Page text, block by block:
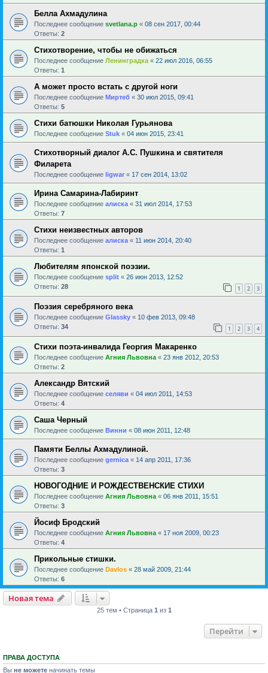
Белла Ахмадулина
Последнее сообщение svetlana.p « 08 сен 2017, 00:44
Ответы: 2
Стихотворение, чтобы не обижаться
Последнее сообщение Ленинградка « 22 июл 2016, 06:55
Ответы: 1
А может просто встать с другой ноги
Последнее сообщение Миртеб « 30 июл 2015, 09:41
Ответы: 5
Стихи батюшки Николая Гурьянова
Последнее сообщение Stuk « 04 июн 2015, 23:41
Стихотворный диалог А.С. Пушкина и святителя
Филарета
Последнее сообщение ligwar « 17 сен 2014, 13:02
Ирина Самарина-Лабиринт
Последнее сообщение алиска « 31 июл 2014, 17:53
Ответы: 7
Стихи неизвестных авторов
Последнее сообщение алиска « 11 июн 2014, 20:40
Ответы: 1
Любителям японской поэзии.
Последнее сообщение sрlit « 26 июн 2013, 12:52
Ответы: 28 1 2 3
Поэзия серебряного века
Последнее сообщение Glassky « 10 фев 2013, 09:48
Ответы: 34 1 2 3 4
Стихи поэта-инвалида Георгия Макаренко
Последнее сообщение Агния Львовна « 23 янв 2012, 20:53
Ответы: 2
Александр Вятский
Последнее сообщение селяви « 04 июл 2011, 14:53
Ответы: 4
Саша Черный
Последнее сообщение Винни « 08 июн 2011, 12:48
Памяти Беллы Ахмадулиной.
Последнее сообщение gernica « 14 апр 2011, 17:36
Ответы: 3
НОВОГОДНИЕ И РОЖДЕСТВЕНСКИЕ СТИХИ
Последнее сообщение Агния Львовна « 06 янв 2011, 15:51
Ответы: 3
Йосиф Бродский
Последнее сообщение Агния Львовна « 17 ноя 2009, 00:23
Ответы: 4
Прикольные стишки.
Последнее сообщение Davlos « 28 май 2009, 21:44
Ответы: 6
Новая тема
25 тем • Страница 1 из 1
Перейти
ПРАВА ДОСТУПА
Вы не можете начинать темы